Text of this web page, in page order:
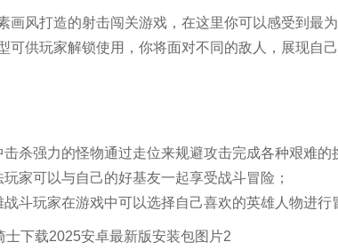
画风打造的射击闯关游戏，在这里你可以感受到最
可供玩家解锁使用，你将面对不同的敌人，展现自
杀强力的怪物通过走位来规避攻击完成各种艰难的
家可以与自己的好基友一起享受战斗冒险；
斗玩家在游戏中可以选择自己喜欢的英雄人物进行